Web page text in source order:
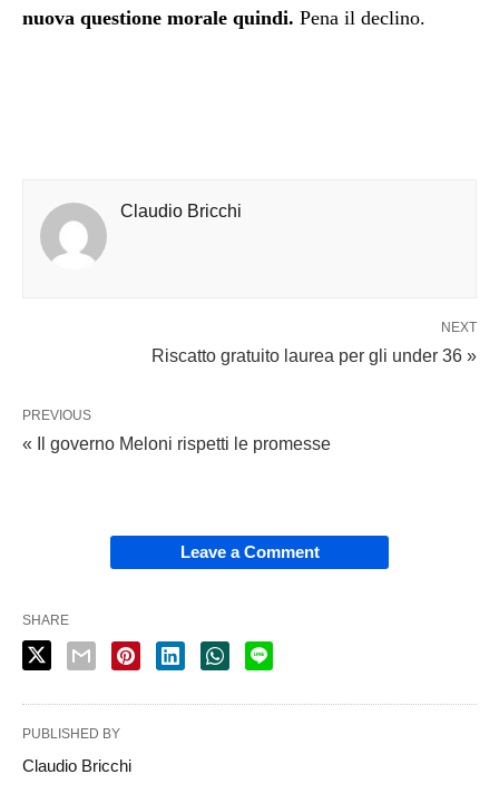
nuova questione morale quindi. Pena il declino.
Claudio Bricchi
NEXT
Riscatto gratuito laurea per gli under 36 »
PREVIOUS
« Il governo Meloni rispetti le promesse
Leave a Comment
SHARE
PUBLISHED BY
Claudio Bricchi